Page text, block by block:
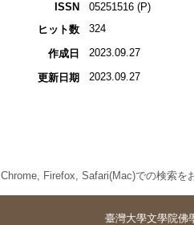
ISSN
05251516 (P)
ヒット数
324
作成日 2023.09.27
更新日期 2023.09.27
Chrome, Firefox, Safari(Mac)での検索を
臺灣大學文學院佛